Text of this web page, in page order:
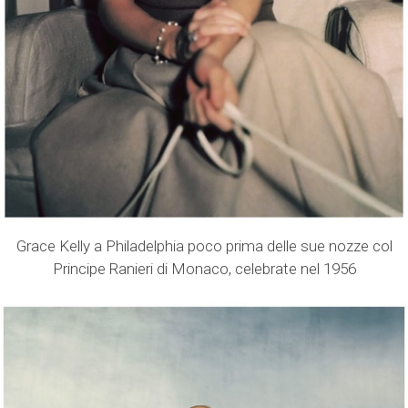
Grace Kelly a Philadelphia poco prima delle sue nozze col
Principe Ranieri di Monaco, celebrate nel 1956